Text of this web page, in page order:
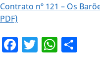
Contrato nº 121 – Os
PDF)
Facebook
Twitter